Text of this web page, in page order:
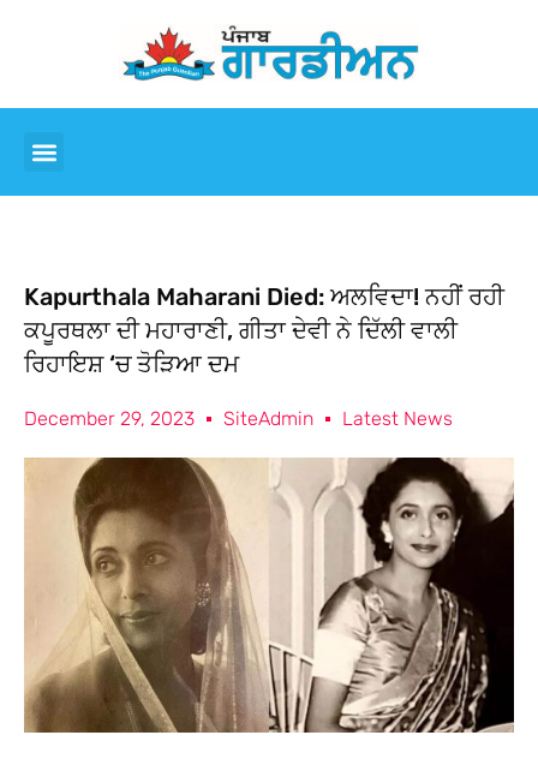
Kapurthala Maharani Died: ਅਲਵਿਦਾ! ਨਹੀਂ ਰਹੀ
ਕਪੂਰਥਲਾ ਦੀ ਮਹਾਰਾਣੀ, ਗੀਤਾ ਦੇਵੀ ਨੇ ਦਿੱਲੀ ਵਾਲੀ
ਰਿਹਾਇਸ਼ ‘ਚ ਤੋੜਿਆ ਦਮ
December 29, 2023 SiteAdmin Latest News